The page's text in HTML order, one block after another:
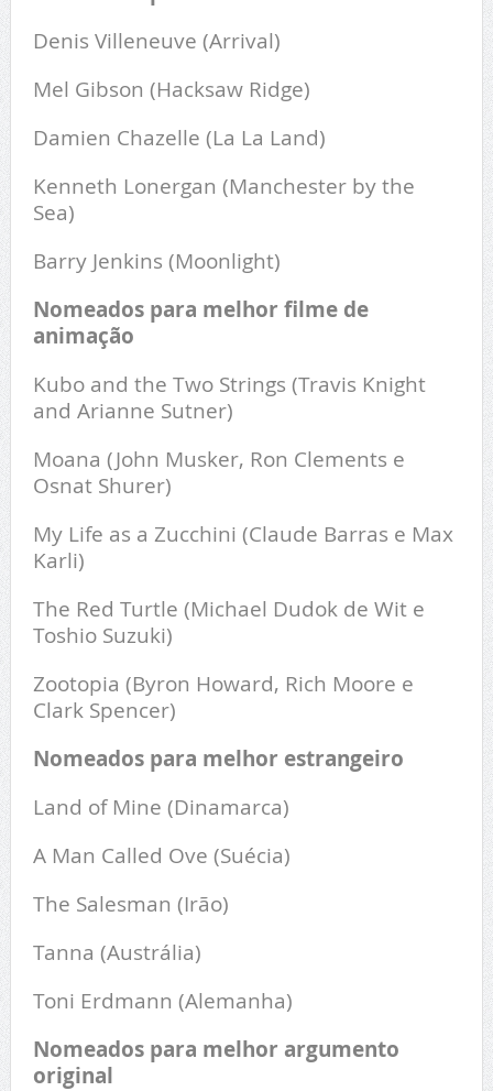
Denis Villeneuve (Arrival)
Mel Gibson (Hacksaw Ridge)
Damien Chazelle (La La Land)
Kenneth Lonergan (Manchester by the
Sea)
Barry Jenkins (Moonlight)
Nomeados para melhor filme de
animação
Kubo and the Two Strings (Travis Knight
and Arianne Sutner)
Moana (John Musker, Ron Clements e
Osnat Shurer)
My Life as a Zucchini (Claude Barras e Max
Karli)
The Red Turtle (Michael Dudok de Wit e
Toshio Suzuki)
Zootopia (Byron Howard, Rich Moore e
Clark Spencer)
Nomeados para melhor estrangeiro
Land of Mine (Dinamarca)
A Man Called Ove (Suécia)
The Salesman (Irão)
Tanna (Austrália)
Toni Erdmann (Alemanha)
Nomeados para melhor argumento
original